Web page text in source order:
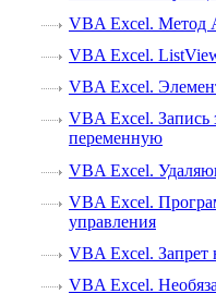
VBA Excel. Метод
VBA Excel.
VBA Excel.
VBA Excel. Запись
переменную
VBA Excel.
VBA Excel.
управления
VBA Excel. Запрет
VBA Excel.